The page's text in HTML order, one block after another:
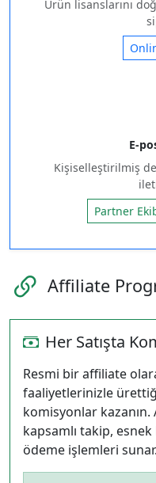
Ürün lisanslarını
E-
Kişiselleştirilmiş
Partner
Affiliate
Her Satışta
Resmi bir affiliate
faaliyetlerinizle
komisyonlar kazanın.
kapsamlı takip,
ödeme işlemleri sunar.